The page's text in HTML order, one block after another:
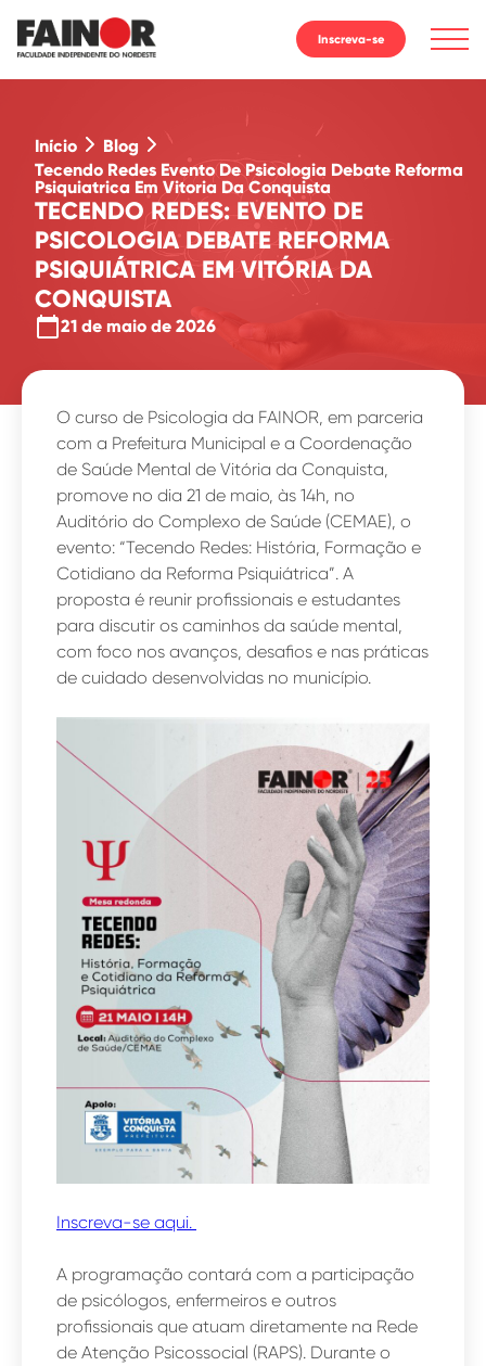
Inscreva-se
Início
Blog
Tecendo Redes Evento De Psicologia Debate Reforma
Psiquiatrica Em Vitoria Da Conquista
TECENDO REDES: EVENTO DE
PSICOLOGIA DEBATE REFORMA
PSIQUIÁTRICA EM VITÓRIA DA
CONQUISTA
calendar_today21 de maio de 2026
O curso de Psicologia da FAINOR, em parceria
com a Prefeitura Municipal e a Coordenação
de Saúde Mental de Vitória da Conquista,
promove no dia 21 de maio, às 14h, no
Auditório do Complexo de Saúde (CEMAE), o
evento: “Tecendo Redes: História, Formação e
Cotidiano da Reforma Psiquiátrica”. A
proposta é reunir profissionais e estudantes
para discutir os caminhos da saúde mental,
com foco nos avanços, desafios e nas práticas
de cuidado desenvolvidas no município.
Inscreva-se aqui.
A programação contará com a participação
de psicólogos, enfermeiros e outros
profissionais que atuam diretamente na Rede
de Atenção Psicossocial (RAPS). Durante o